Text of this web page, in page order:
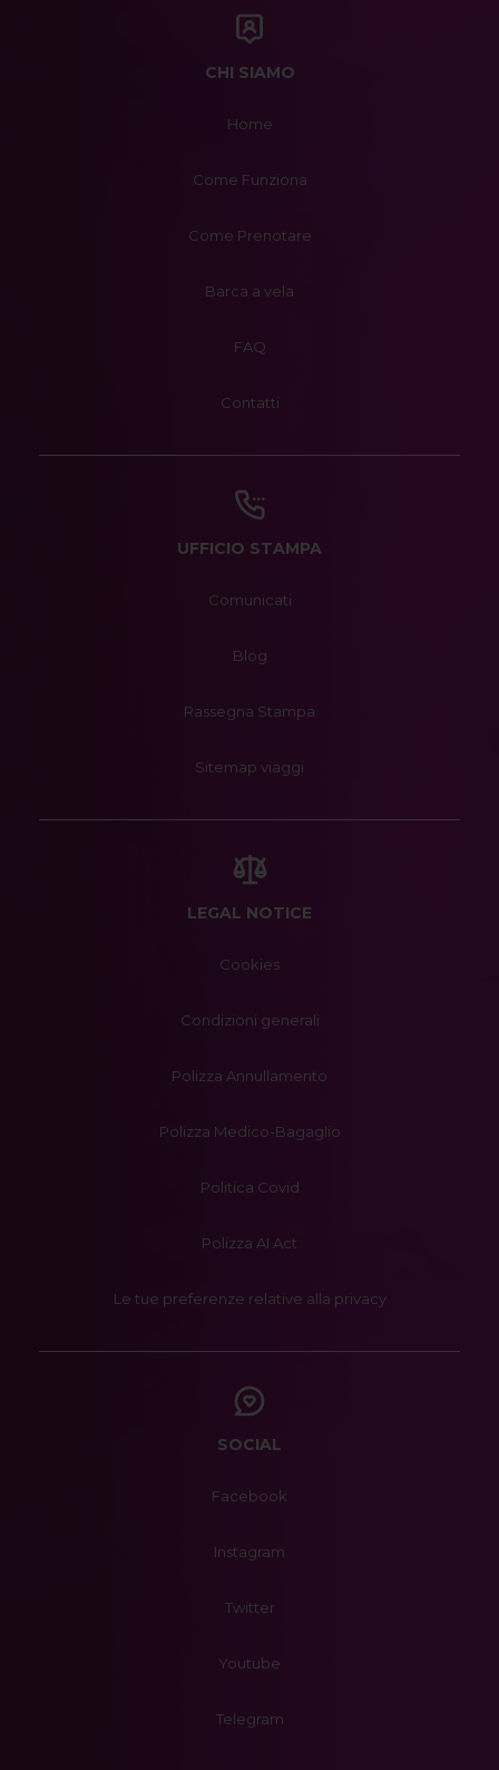
CHI SIAMO
Home
Come Funziona
Come Prenotare
Barca a vela
FAQ
Contatti
UFFICIO STAMPA
Comunicati
Blog
Rassegna Stampa
Sitemap viaggi
LEGAL NOTICE
Cookies
Condizioni generali
Polizza Annullamento
Polizza Medico-Bagaglio
Politica Covid
Polizza AI Act
Le tue preferenze relative alla privacy
SOCIAL
Facebook
Instagram
Twitter
Youtube
Telegram